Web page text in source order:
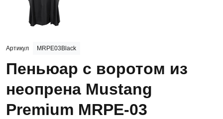
Артикул MRPE03Black
Пеньюар с воротом из
неопрена Mustang
Premium MRPE-03